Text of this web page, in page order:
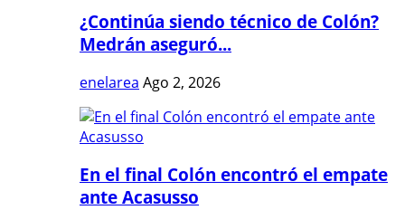
¿Continúa siendo técnico de Colón?
Medrán aseguró...
enelarea Ago 2, 2026
En el final Colón encontró el empate
ante Acasusso